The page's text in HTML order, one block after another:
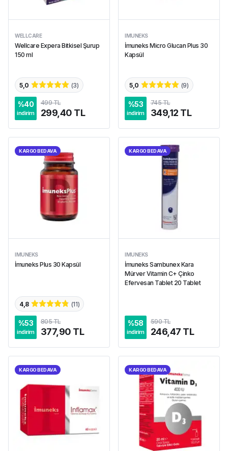
WELLCARE
Wellcare Expera Bitkisel Şurup
150 ml
5,0 (3)
%40
indirim
499 TL
299,40 TL
IMUNEKS
İmuneks Micro Glucan Plus 30
Kapsül
5,0 (9)
%53
indirim
745 TL
349,12 TL
KARGO BEDAVA
IMUNEKS
İmuneks Plus 30 Kapsül
4,8 (11)
%53
indirim
805 TL
377,90 TL
KARGO BEDAVA
IMUNEKS
İmuneks Sambunex Kara
Mürver Vitamin C+ Çinko
Efervesan Tablet 20 Tablet
%58
indirim
590 TL
246,47 TL
KARGO BEDAVA KARGO BEDAVA